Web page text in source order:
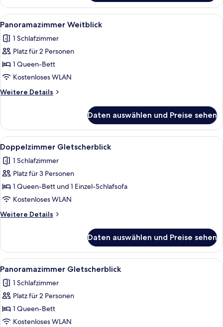
Weitblick
Alle
Fotos
für
Panoramazimmer
Weitblick
anzeigen
1
Panoramazimmer Weitblick
1 Schlafzimmer
Platz für 2 Personen
1 Queen-Bett
Kostenloses WLAN
Weitere Details
Weitere
Weitblick
Daten auswählen und Preise sehen
Alle
Fotos
für
Doppelzimmer
Gletscherblick
anzeigen
1
Doppelzimmer Gletscherblick
1 Schlafzimmer
Platz für 3 Personen
1 Queen-Bett und 1 Einzel-Schlafsofa
Kostenloses WLAN
Weitere Details
Weitere
Gletscherblick
Daten auswählen und Preise sehen
Alle
Fotos
für
Panoramazimmer
Gletscherblick
anzeigen
1
Panoramazimmer Gletscherblick
1 Schlafzimmer
Platz für 2 Personen
1 Queen-Bett
Kostenloses WLAN